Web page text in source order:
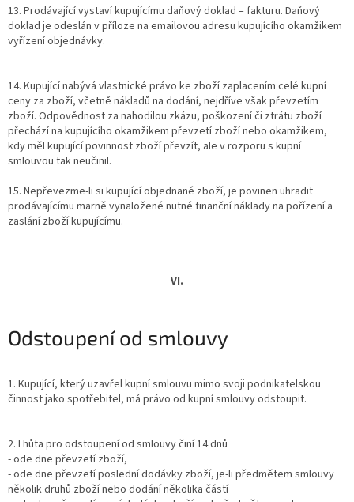
13. Prodávající vystaví kupujícímu daňový doklad – fakturu. Daňový
doklad je odeslán v příloze na emailovou adresu kupujícího okamžikem
vyřízení objednávky.
14. Kupující nabývá vlastnické právo ke zboží zaplacením celé kupní
ceny za zboží, včetně nákladů na dodání, nejdříve však převzetím
zboží. Odpovědnost za nahodilou zkázu, poškození či ztrátu zboží
přechází na kupujícího okamžikem převzetí zboží nebo okamžikem,
kdy měl kupující povinnost zboží převzít, ale v rozporu s kupní
smlouvou tak neučinil.
15. Nepřevezme-li si kupující objednané zboží, je povinen uhradit
prodávajícímu marně vynaložené nutné finanční náklady na pořízení a
zaslání zboží kupujícímu.
VI.
Odstoupení od smlouvy
1. Kupující, který uzavřel kupní smlouvu mimo svoji podnikatelskou
činnost jako spotřebitel, má právo od kupní smlouvy odstoupit.
2. Lhůta pro odstoupení od smlouvy činí 14 dnů
- ode dne převzetí zboží,
- ode dne převzetí poslední dodávky zboží, je-li předmětem smlouvy
několik druhů zboží nebo dodání několika částí